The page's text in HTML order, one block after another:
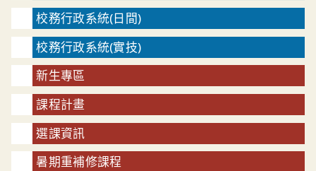
校務行政系統(日間)
校務行政系統(實技)
新生專區
課程計畫
選課資訊
暑期重補修課程